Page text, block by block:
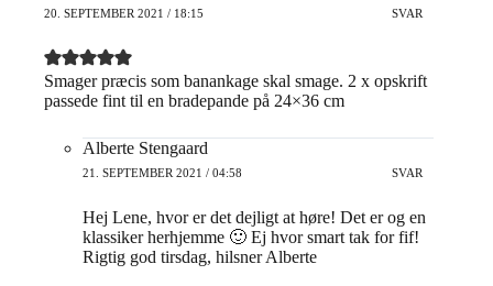
20. SEPTEMBER 2021 / 18:15 SVAR
Smager præcis som banankage skal smage. 2 x opskrift
passede fint til en bradepande på 24×36 cm
Alberte Stengaard
21. SEPTEMBER 2021 / 04:58 SVAR
Hej Lene, hvor er det dejligt at høre! Det er og en
klassiker herhjemme 🙂 Ej hvor smart tak for fif!
Rigtig god tirsdag, hilsner Alberte